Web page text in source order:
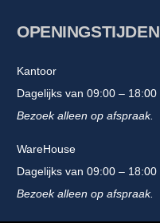
OPENINGSTIJDEN
Kantoor
Dagelijks van 09:00 – 18:00
Bezoek alleen op afspraak.
WareHouse
Dagelijks van 09:00 – 18:00
Bezoek alleen op afspraak.